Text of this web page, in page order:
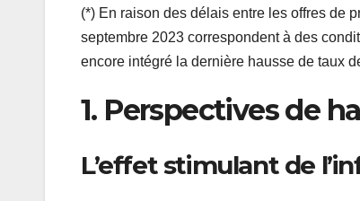
(*) En raison des délais entre les offres de
septembre 2023 correspondent à des
encore intégré la dernière hausse de taux
1. Perspectives de
L’effet stimulant de